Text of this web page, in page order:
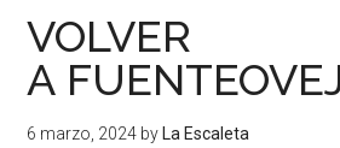
VOLVER
A
6 marzo, 2024 by La Escaleta